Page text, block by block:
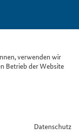
verwenden wir
Betrieb der Website
Datenschutz